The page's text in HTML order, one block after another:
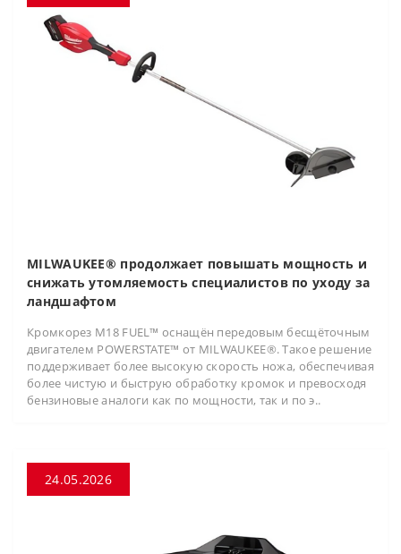
MILWAUKEE® продолжает повышать мощность и
снижать утомляемость специалистов по уходу за
ландшафтом
Кромкорез M18 FUEL™ оснащён передовым бесщёточным
двигателем POWERSTATE™ от MILWAUKEE®. Такое решение
поддерживает более высокую скорость ножа, обеспечивая
более чистую и быструю обработку кромок и превосходя
бензиновые аналоги как по мощности, так и по э..
24.05.2026